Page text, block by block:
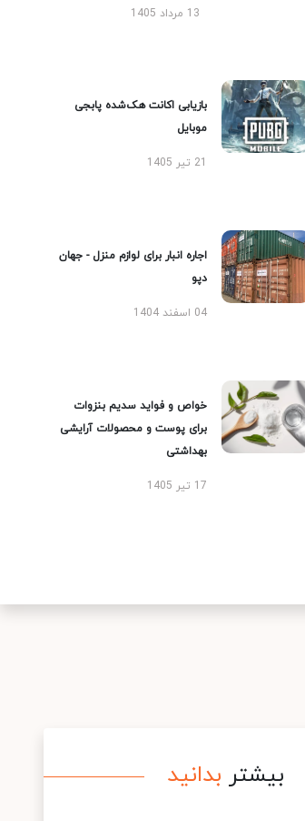
13 مرداد 1405
بازیابی اکانت هک‌شده پابجی
موبایل
21 تیر 1405
اجاره انبار برای لوازم منزل - جهان
دپو
04 اسفند 1404
خواص و فواید سدیم بنزوات
برای پوست و محصولات آرایشی
بهداشتی
17 تیر 1405
بیشتر بدانید